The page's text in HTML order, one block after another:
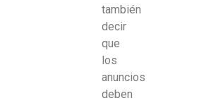
también
decir
que
los
anuncios
deben